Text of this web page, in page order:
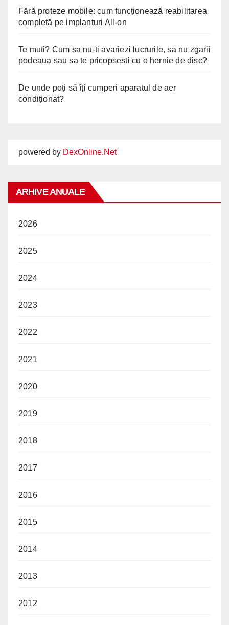
Fără proteze mobile: cum funcționează reabilitarea
completă pe implanturi All-on
Te muti? Cum sa nu-ti avariezi lucrurile, sa nu zgarii
podeaua sau sa te pricopsesti cu o hernie de disc?
De unde poți să îți cumperi aparatul de aer
condiționat?
powered by DexOnline.Net
ARHIVE ANUALE
2026
2025
2024
2023
2022
2021
2020
2019
2018
2017
2016
2015
2014
2013
2012